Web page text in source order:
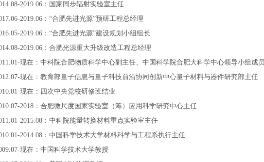
2019.06：国家同步辐射实验室主任
2019.06： “合肥先进光源”预研工程总经理
2019.06： “合肥先进光源”建设规划小组组长
2019.06： 合肥光源重大升级改造工程总经理
现在：中科院合肥物质科学中心副主任、中国科学院合肥大科学中心领导小组成员
现在：教育部量子信息与量子科技前沿协同创新中心量子材料与器件研究部主任
现在：四次中央党校研修班结业
2018：合肥微尺度国家实验室（筹）应用科学研究中心主任
2015.08：中科院能量转换材料重点实验室主任
2014.08：中国科学技术大学材料科学与工程系执行主任
现在：中国科学技术大学教授